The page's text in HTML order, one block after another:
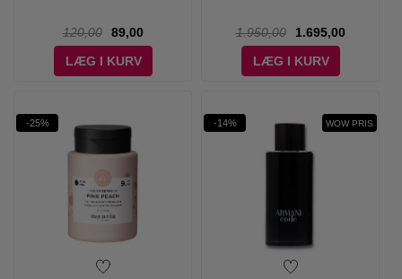
120,00
89,00
LÆG I KURV
1.950,00
1.695,00
LÆG I KURV
-25% -14% WOW PRIS